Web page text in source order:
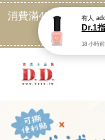
消費滿499免運喔,
您的